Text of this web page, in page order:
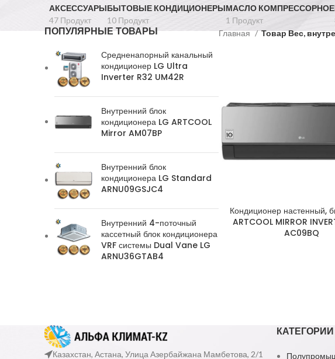
АКСЕССУАРЫ
47 Продукт
БЫТОВЫЕ КОНДИЦИОНЕРЫ
10 Продукт
МАСЛО КОМПРЕССОРНОЕ
1 Продукт
ПОПУЛЯРНЫЕ ТОВАРЫ
Средненапорный канальный
кондиционер LG Ultra
Inverter R32 UM42R
Внутренний блок
кондиционера LG ARTCOOL
Mirror AM07BP
Внутренний блок
кондиционера LG Standard
ARNU09GSJC4
Внутренний 4-поточный
кассетный блок кондиционера
VRF системы Dual Vane LG
ARNU36GTAB4
Главная Товар Вес,
Кондиционер настенный,
ARTCOOL MIRROR
AC09BQ
Казахстан, Астана, Улица Азербайжана Мамбетова, 2/1
КАТЕГОРИИ